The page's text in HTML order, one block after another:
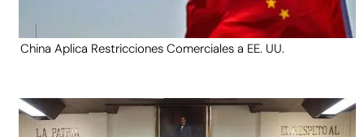
China Aplica Restricciones Comerciales a EE. UU.